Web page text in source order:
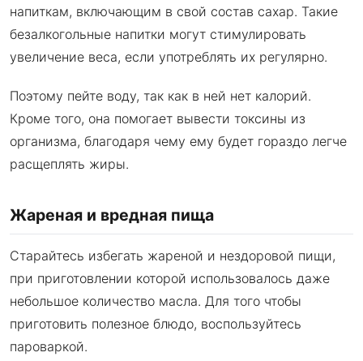
напиткам, включающим в свой состав сахар. Такие
безалкогольные напитки могут стимулировать
увеличение веса, если употреблять их регулярно.
Поэтому пейте воду, так как в ней нет калорий.
Кроме того, она помогает вывести токсины из
организма, благодаря чему ему будет гораздо легче
расщеплять жиры.
Жареная и вредная пища
Старайтесь избегать жареной и нездоровой пищи,
при приготовлении которой использовалось даже
небольшое количество масла. Для того чтобы
приготовить полезное блюдо, воспользуйтесь
пароваркой.